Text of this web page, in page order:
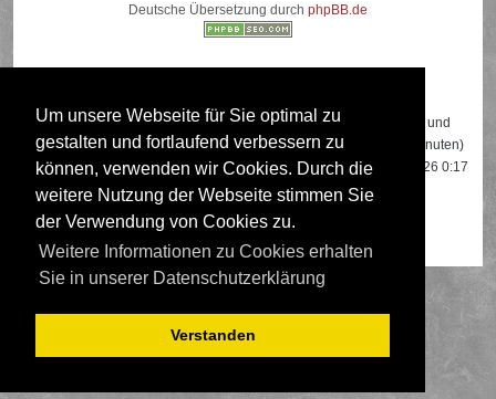
Um unsere Webseite für Sie optimal zu
gestalten und fortlaufend verbessern zu
können, verwenden wir Cookies. Durch die
weitere Nutzung der Webseite stimmen Sie
der Verwendung von Cookies zu.
Weitere Informationen zu Cookies erhalten
Sie in unserer Datenschutzerklärung
Verstanden
Deutsche Übersetzung durch phpBB.de
Insgesamt sind711Besucher online: 2 registrierte, 0 unsichtbare und
709 Gäste (basierend auf den aktiven Besuchern der letzten 5 Minuten)
Der Besucherrekord liegt bei22108Besuchern, die am 13.04.2026 0:17
gleichzeitig online waren.
Google [Bot]